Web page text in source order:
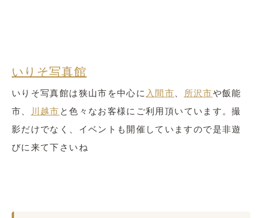
いりそ写真館
いりそ写真館は狭山市を中心に 入間市、 所沢市や飯能
市、
川越市 と色々なお客様にご利用頂いています。撮
影だけでなく、イベントも開催していますので是非遊
びに来て下さいね